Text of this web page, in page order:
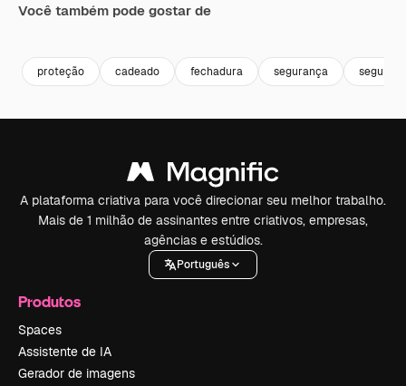
Você também pode gostar de
proteção cadeado fechadura segurança seguro
A plataforma criativa para você direcionar seu melhor trabalho.
Mais de 1 milhão de assinantes entre criativos, empresas,
agências e estúdios.
Português
Produtos
Spaces
Assistente de IA
Gerador de imagens